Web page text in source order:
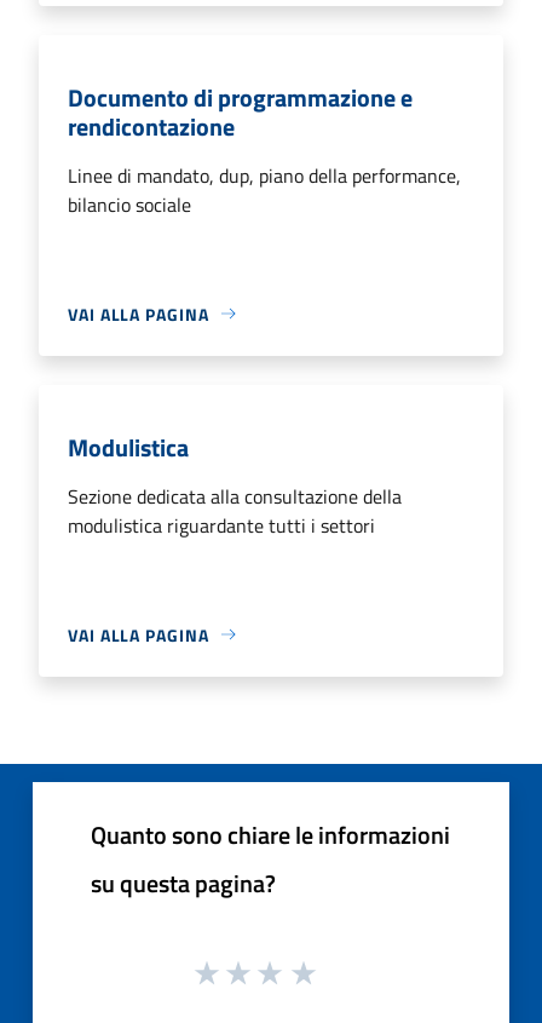
Documento di programmazione e
rendicontazione
Linee di mandato, dup, piano della performance,
bilancio sociale
VAI ALLA PAGINA
Modulistica
Sezione dedicata alla consultazione della
modulistica riguardante tutti i settori
VAI ALLA PAGINA
Quanto sono chiare le informazioni
su questa pagina?